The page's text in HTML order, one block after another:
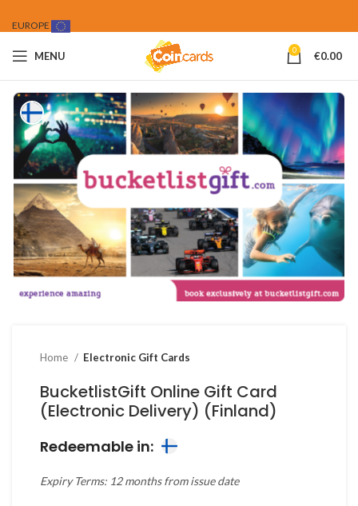
EUROPE
MENU 0 €0.00
Home Electronic Gift Cards
BucketlistGift Online Gift Card
(Electronic Delivery) (Finland)
Redeemable in:
Expiry Terms: 12 months from issue date